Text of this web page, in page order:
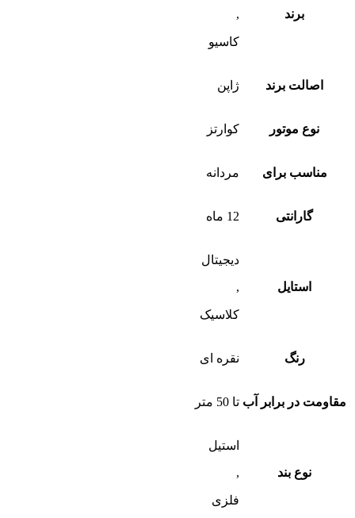
برند
,
کاسیو
اصالت برند ژاپن
نوع موتور کوارتز
مناسب برای مردانه
گارانتی 12 ماه
استایل
دیجیتال
,
کلاسیک
رنگ نقره ای
مقاومت در برابر آب تا 50 متر
نوع بند
استیل
,
فلزی